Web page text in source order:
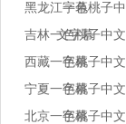
字幕
黑龙江一色桃子中
文字幕
吉林一色桃子中文
字幕
西藏一色桃子中文
字幕
宁夏一色桃子中文
字幕
北京一色桃子中文